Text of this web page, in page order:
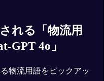
れる「物流用
GPT 4o」
物流用語をピックアッ